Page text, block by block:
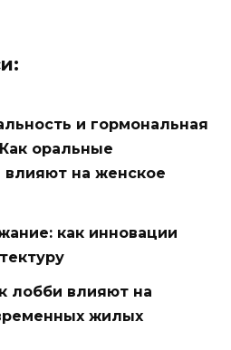
и гормональная
оральные
влияют на женское
как инновации
лобби влияют на
жилых